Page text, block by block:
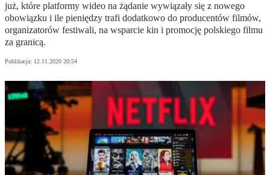
już, które platformy wideo na żądanie wywiązały się z nowego
obowiązku i ile pieniędzy trafi dodatkowo do producentów filmów,
organizatorów festiwali, na wsparcie kin i promocję polskiego filmu
za granicą.
Publikacja: 12.11.2020 20:54